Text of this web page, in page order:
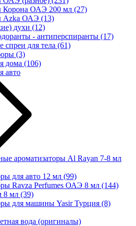
Корона ОАЭ 200 мл (27)
Azka ОАЭ (13)
духи (12)
- антиперспиранты (17)
для тела (61)
(3)
дома (106)
авто
ароматизаторы Al Rayan 7-8 мл
для авто 12 мл (99)
Ravza Perfumes ОАЭ 8 мл (144)
8 мл (39)
для машины Yasir Турция (8)
вода (оригиналы)